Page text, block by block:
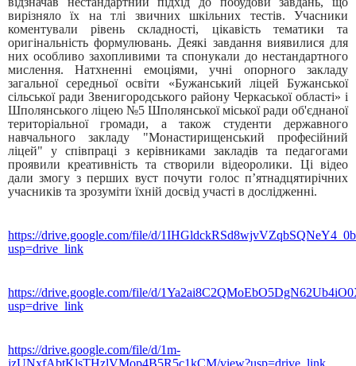
вирізняло їх на тлі звичних шкільних тестів. Учасники
коментували рівень складності, цікавість тематики та
оригінальність формулювань. Деякі завдання виявилися для
них особливо захопливими та спонукали до нестандартного
мислення. Натхненні емоціями, учні опорного закладу
загальної середньої освіти «Бужанський ліцей Бужанської
сільської ради Звенигородського району Черкаської області» і
Шполянського ліцею №5 Шполянської міської ради об'єднаної
територіальної громади, а також студенти державного
навчального закладу "Монастирищенський професійний
ліцей" у співпраці з керівниками закладів та педагогами
проявили креативність та створили відеоролики. Ці відео
дали змогу з перших вуст почути голос п’ятнадцятирічних
учасників та зрозуміти їхній досвід участі в дослідженні.
https://drive.google.com/file/d/
usp=drive_link
https://drive.google.com/file/d/
usp=drive_link
https://drive.google.com/file/d/1m-
jzUNxfAbtKlsTHzlVMop4B5R5c1kCM/view?usp=drive_link